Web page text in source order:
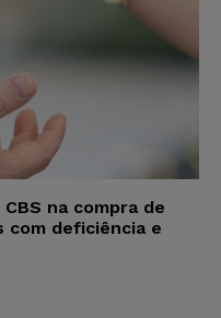
na compra de
com deficiência e